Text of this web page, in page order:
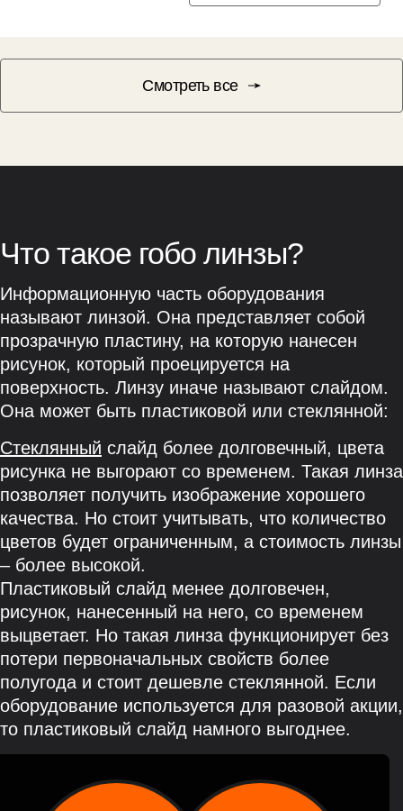
Смотреть все
Что такое гобо линзы?
Информационную часть оборудования
называют линзой. Она представляет собой
прозрачную пластину, на которую нанесен
рисунок, который проецируется на
поверхность. Линзу иначе называют слайдом.
Она может быть пластиковой или стеклянной:
Стеклянный слайд более долговечный, цвета
рисунка не выгорают со временем. Такая линза
позволяет получить изображение хорошего
качества. Но стоит учитывать, что количество
цветов будет ограниченным, а стоимость линзы
– более высокой.
Пластиковый слайд менее долговечен,
рисунок, нанесенный на него, со временем
выцветает. Но такая линза функционирует без
потери первоначальных свойств более
полугода и стоит дешевле стеклянной. Если
оборудование используется для разовой акции,
то пластиковый слайд намного выгоднее.